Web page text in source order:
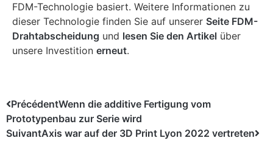
FDM-Technologie basiert. Weitere Informationen zu
dieser Technologie finden Sie auf unserer Seite FDM-
Drahtabscheidung und lesen Sie den Artikel über
unsere Investition erneut.
PrécédentWenn die additive Fertigung vom
Prototypenbau zur Serie wird
SuivantAxis war auf der 3D Print Lyon 2022 vertreten